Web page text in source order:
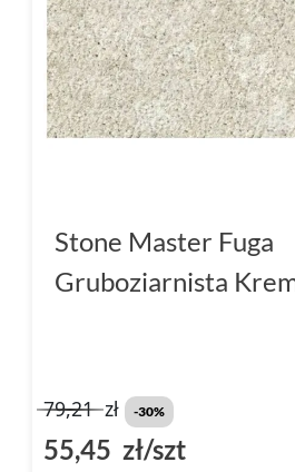
Stone Master Fuga
Gruboziarnista
79,21zł -30%
55,45 zł/szt